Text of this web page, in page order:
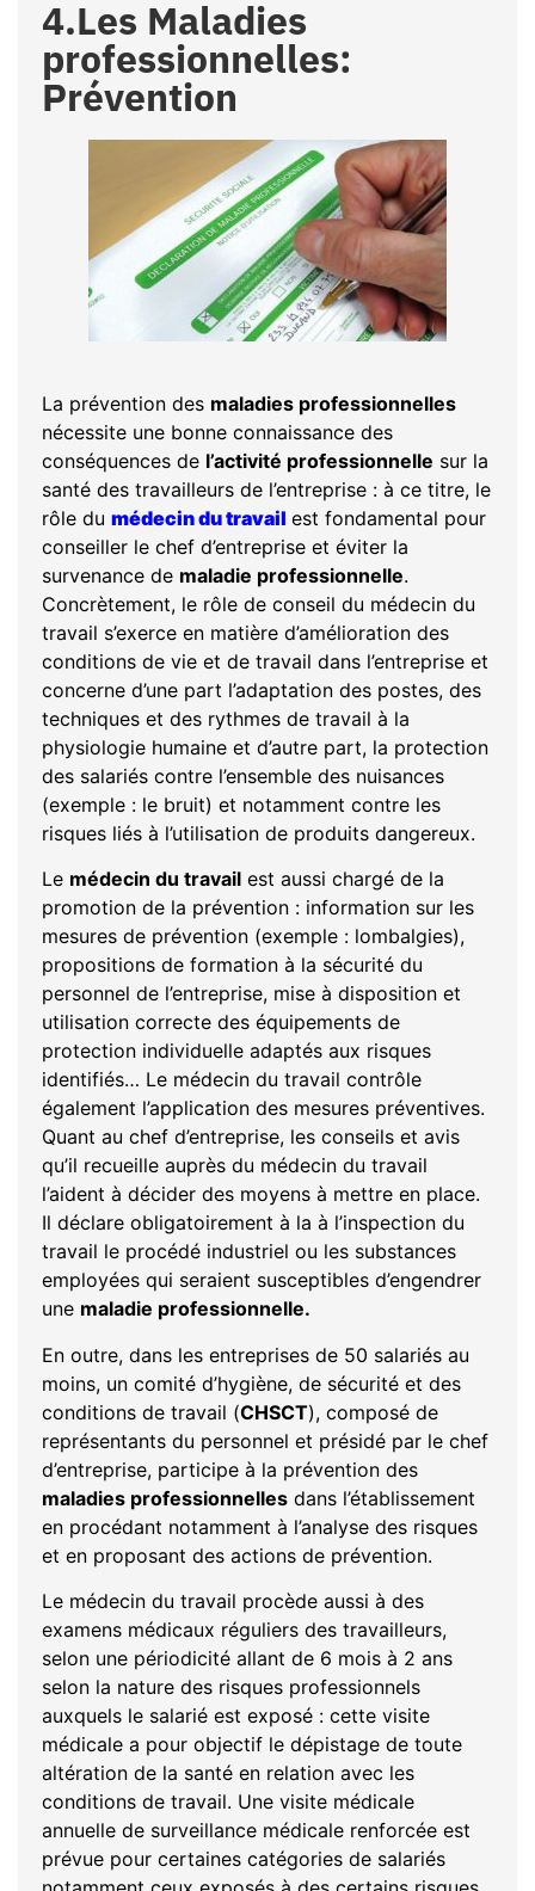
4.Les Maladies
professionnelles:
Prévention
La prévention des maladies professionnelles
nécessite une bonne connaissance des
conséquences de l’activité professionnelle sur la
santé des travailleurs de l’entreprise : à ce titre, le
rôle du médecin du travail est fondamental pour
conseiller le chef d’entreprise et éviter la
survenance de maladie professionnelle.
Concrètement, le rôle de conseil du médecin du
travail s’exerce en matière d’amélioration des
conditions de vie et de travail dans l’entreprise et
concerne d’une part l’adaptation des postes, des
techniques et des rythmes de travail à la
physiologie humaine et d’autre part, la protection
des salariés contre l’ensemble des nuisances
(exemple : le bruit) et notamment contre les
risques liés à l’utilisation de produits dangereux.
Le médecin du travail est aussi chargé de la
promotion de la prévention : information sur les
mesures de prévention (exemple : lombalgies),
propositions de formation à la sécurité du
personnel de l’entreprise, mise à disposition et
utilisation correcte des équipements de
protection individuelle adaptés aux risques
identifiés… Le médecin du travail contrôle
également l’application des mesures préventives.
Quant au chef d’entreprise, les conseils et avis
qu’il recueille auprès du médecin du travail
l’aident à décider des moyens à mettre en place.
Il déclare obligatoirement à la à l’inspection du
travail le procédé industriel ou les substances
employées qui seraient susceptibles d’engendrer
une maladie professionnelle.
En outre, dans les entreprises de 50 salariés au
moins, un comité d’hygiène, de sécurité et des
conditions de travail (CHSCT), composé de
représentants du personnel et présidé par le chef
d’entreprise, participe à la prévention des
maladies professionnelles dans l’établissement
en procédant notamment à l’analyse des risques
et en proposant des actions de prévention.
Le médecin du travail procède aussi à des
examens médicaux réguliers des travailleurs,
selon une périodicité allant de 6 mois à 2 ans
selon la nature des risques professionnels
auxquels le salarié est exposé : cette visite
médicale a pour objectif le dépistage de toute
altération de la santé en relation avec les
conditions de travail. Une visite médicale
annuelle de surveillance médicale renforcée est
prévue pour certaines catégories de salariés